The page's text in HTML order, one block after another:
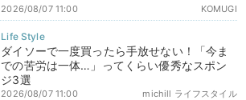
KOMUGI
2026/08/07 11:00
ダイソーで一度買ったら手放せない！「今ま
での苦労は一体…」ってくらい優秀なスポン
ジ3選
michill ライフスタイル
2026/08/07 11:00